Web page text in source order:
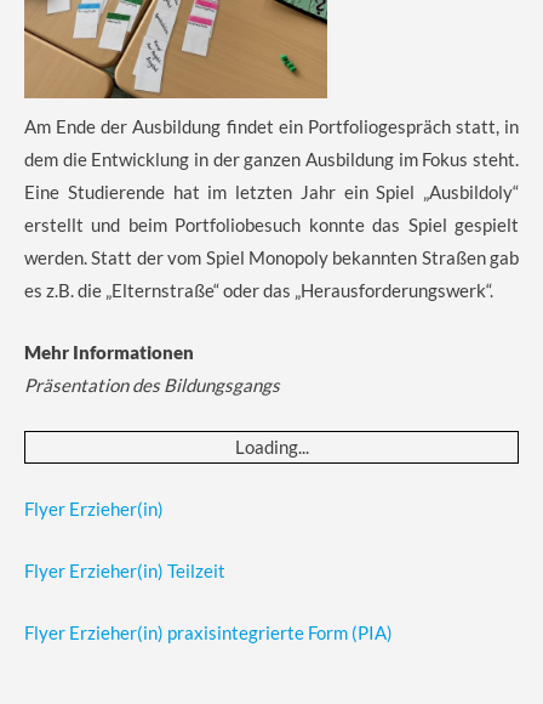
Am Ende der Ausbildung findet ein Portfoliogespräch statt, in
dem die Entwicklung in der ganzen Ausbildung im Fokus steht.
Eine Studierende hat im letzten Jahr ein Spiel „Ausbildoly“
erstellt und beim Portfoliobesuch konnte das Spiel gespielt
werden. Statt der vom Spiel Monopoly bekannten Straßen gab
es z.B. die „Elternstraße“ oder das „Herausforderungswerk“.
Mehr Informationen
Präsentation des Bildungsgangs
Loading...
Flyer Erzieher(in)
Flyer Erzieher(in) Teilzeit
Flyer Erzieher(in) praxisintegrierte Form (PIA)